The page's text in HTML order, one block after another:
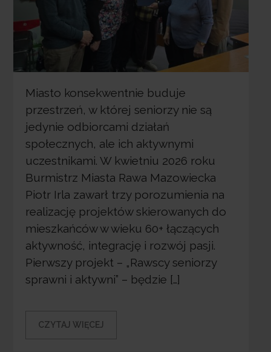
Miasto konsekwentnie buduje
przestrzeń, w której seniorzy nie są
jedynie odbiorcami działań
społecznych, ale ich aktywnymi
uczestnikami. W kwietniu 2026 roku
Burmistrz Miasta Rawa Mazowiecka
Piotr Irla zawarł trzy porozumienia na
realizację projektów skierowanych do
mieszkańców w wieku 60+ łączących
aktywność, integrację i rozwój pasji.
Pierwszy projekt – „Rawscy seniorzy
sprawni i aktywni” – będzie […]
CZYTAJ WIĘCEJ